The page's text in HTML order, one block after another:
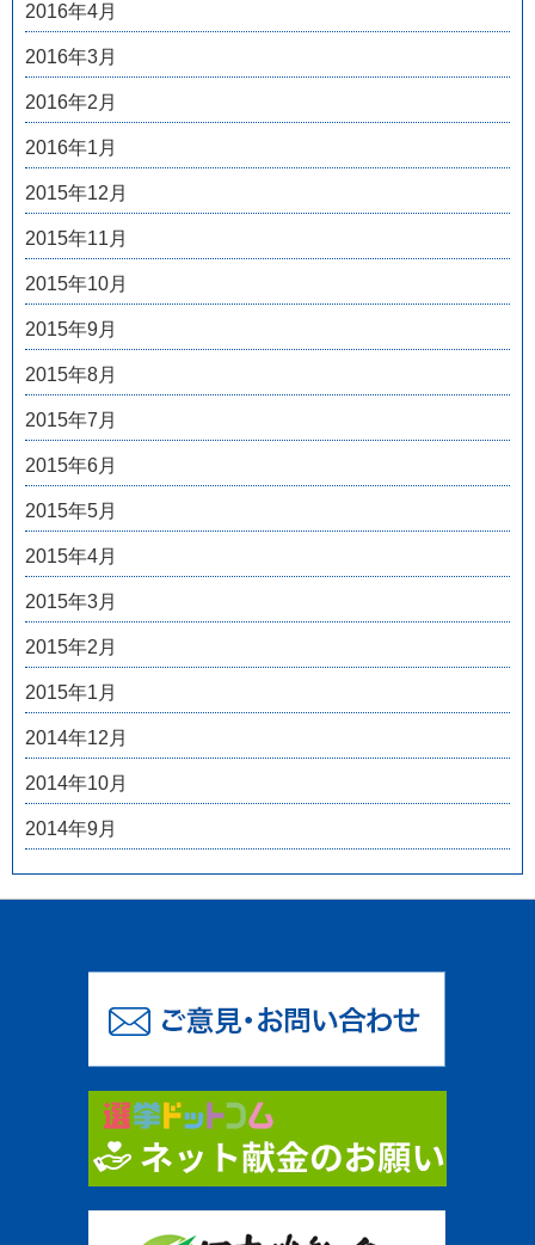
2016年4月
2016年3月
2016年2月
2016年1月
2015年12月
2015年11月
2015年10月
2015年9月
2015年8月
2015年7月
2015年6月
2015年5月
2015年4月
2015年3月
2015年2月
2015年1月
2014年12月
2014年10月
2014年9月